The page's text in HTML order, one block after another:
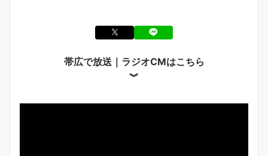
帯広で放送｜ラジオCMはこちら
︾